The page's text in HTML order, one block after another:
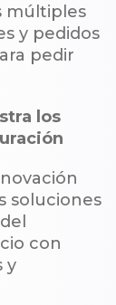
múltiples
y pedidos
pedir
los
soluciones
con
y